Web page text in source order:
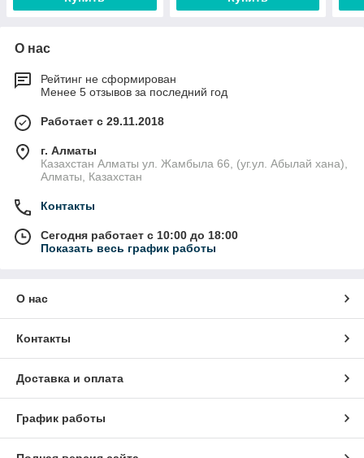
О нас
Рейтинг не сформирован
Менее 5 отзывов за последний год
Работает с 29.11.2018
г. Алматы
Казахстан Алматы ул. Жамбыла 66, (уг.ул. Абылай хана),
Алматы, Казахстан
Контакты
Сегодня работает с 10:00 до 18:00
Показать весь график работы
О нас
Контакты
Доставка и оплата
График работы